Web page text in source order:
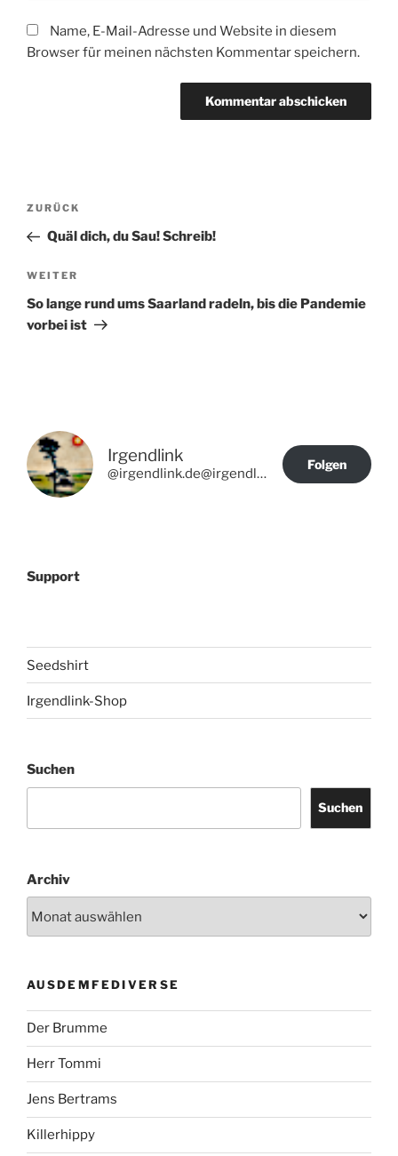
Name, E-Mail-Adresse und Website in diesem
Browser für meinen nächsten Kommentar speichern.
Beitragsnavigation
Vorheriger
Beitrag
ZURÜCK
Quäl dich, du Sau! Schreib!
Nächster
Beitrag
WEITER
So lange rund ums Saarland radeln, bis die Pandemie
vorbei ist
Irgendlink
@irgendlink.de@irgendlink.de
Folgen
Support
Seedshirt
Irgendlink-Shop
Suchen
Suchen
Archiv
AUSDEMFEDIVERSE
Der Brumme
Herr Tommi
Jens Bertrams
Killerhippy